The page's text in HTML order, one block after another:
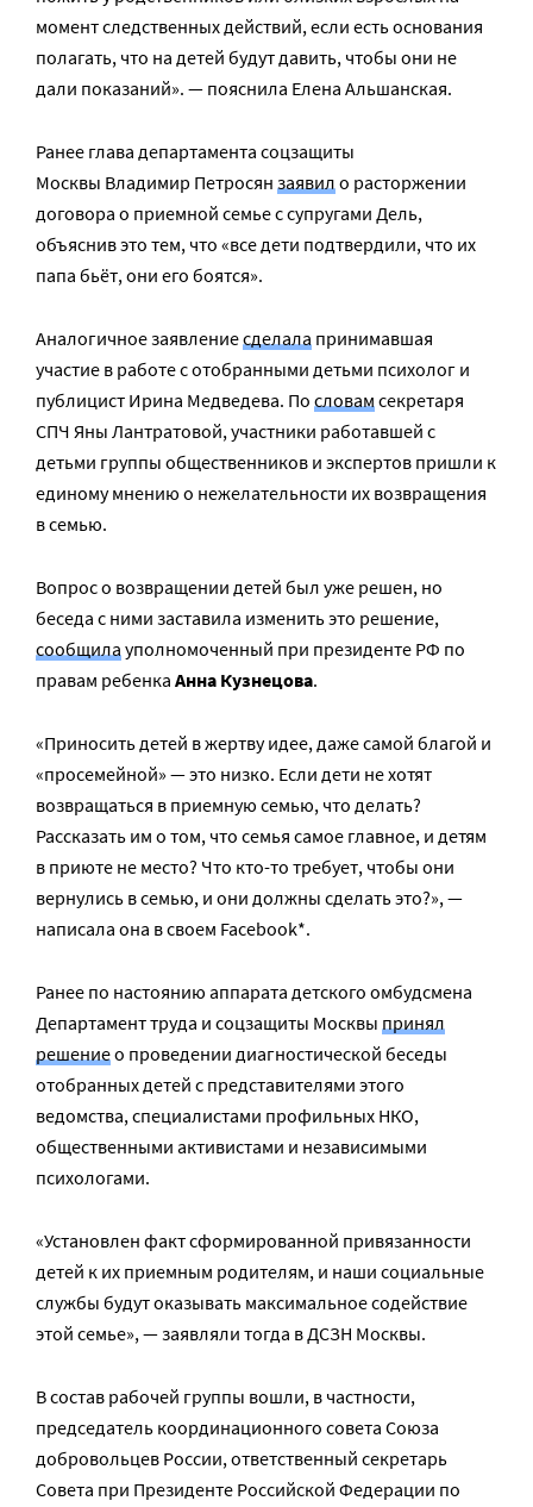
момент следственных действий, если есть основания
полагать, что на детей будут давить, чтобы они не
дали показаний». — пояснила Елена Альшанская.
Ранее глава департамента соцзащиты
Москвы Владимир Петросян заявило расторжении
договора о приемной семье с супругами Дель,
объяснив это тем, что «все дети подтвердили, что их
папа бьёт, они его боятся».
Аналогичное заявлениесделала принимавшая
участие в работе с отобранными детьми психолог и
публицист Ирина Медведева. По словамсекретаря
СПЧ Яны Лантратовой, участники работавшей с
детьми группы общественников и экспертов пришли к
единому мнению о нежелательности их возвращения
в семью.
Вопрос о возвращении детей был уже решен, но
беседа с ними заставила изменить это решение,
сообщилауполномоченный при президенте РФ по
правам ребенка Анна Кузнецова.
«Приносить детей в жертву идее, даже самой благой и
«просемейной» — это низко. Если дети не хотят
возвращаться в приемную семью, что делать?
Рассказать им о том, что семья самое главное, и детям
в приюте не место? Что кто-то требует, чтобы они
вернулись в семью, и они должны сделать это?», —
написала она в своем Facebook*.
Ранее по настоянию аппарата детского омбудсмена
Департамент труда и соцзащиты Москвы принял
решениео проведении диагностической беседы
отобранных детей с представителями этого
ведомства, специалистами профильных НКО,
общественными активистами и независимыми
психологами.
«Установлен факт сформированной привязанности
детей к их приемным родителям, и наши социальные
службы будут оказывать максимальное содействие
этой семье», — заявляли тогда в ДСЗН Москвы.
В состав рабочей группы вошли, в частности,
председатель координационного совета Союза
добровольцев России, ответственный секретарь
Совета при Президенте Российской Федерации по